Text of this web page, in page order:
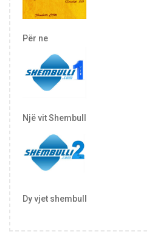
Për ne
Një vit Shembull
Dy vjet shembull